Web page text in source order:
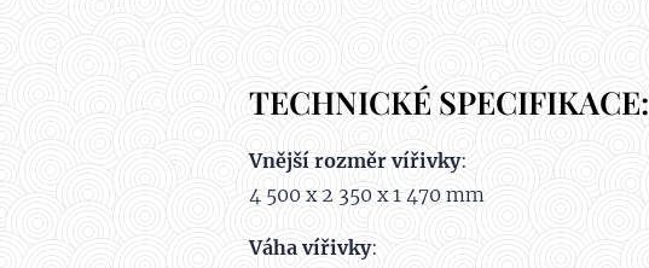
TECHNICKÉ SPECIFIKACE:
Vnější rozměr vířivky:
4 500 x 2 350 x 1 470 mm
Váha vířivky: